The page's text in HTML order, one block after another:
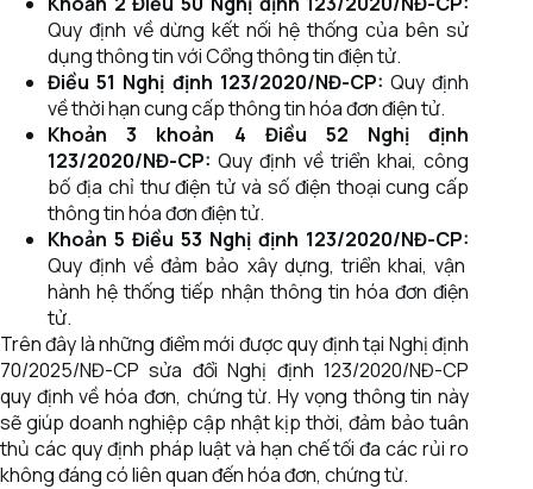
Quy định về dừng kết nối hệ thống của bên sử
dụng thông tin với Cổng thông tin điện tử.
Điều 51 Nghị định 123/2020/NĐ-CP: Quy định
về thời hạn cung cấp thông tin hóa đơn điện tử.
Khoản 3 khoản 4 Điều 52 Nghị định
123/2020/NĐ-CP: Quy định về triển khai, công
bố địa chỉ thư điện tử và số điện thoại cung cấp
thông tin hóa đơn điện tử.
Khoản 5 Điều 53 Nghị định 123/2020/NĐ-CP:
Quy định về đảm bảo xây dựng, triển khai, vận
hành hệ thống tiếp nhận thông tin hóa đơn điện
tử.
Trên đây là những điểm mới được quy định tại Nghị định
70/2025/NĐ-CP sửa đổi Nghị định 123/2020/NĐ-CP
quy định về hóa đơn, chứng từ. Hy vọng thông tin này
sẽ giúp doanh nghiệp cập nhật kịp thời, đảm bảo tuân
thủ các quy định pháp luật và hạn chế tối đa các rủi ro
không đáng có liên quan đến hóa đơn, chứng từ.